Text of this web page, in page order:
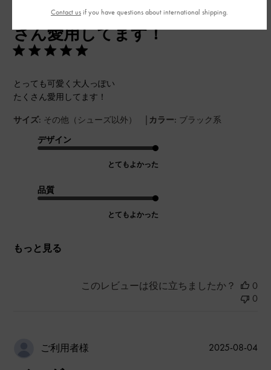
とっても可愛く大人っぽい たく
さん愛用してます！
とっても可愛く大人っぽい
たくさん愛用してます！
サイズ: その他（シューズ以外） | カラー: ブラック系
デザイン
とてもよかった
品質
とてもよかった
もっと見る
このレビューは役に立ちましたか？
0
0
ご利用者様
公
2025-08-04
Contact usif you have questions about international shipping.